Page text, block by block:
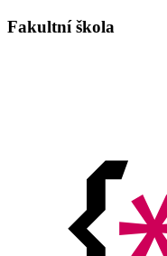
Fakultní škola